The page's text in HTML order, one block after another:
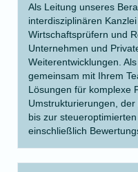
Als Leitung unseres
interdisziplinären
Wirtschaftsprüfern und
Unternehmen und
Weiterentwicklungen.
gemeinsam mit Ihrem
Lösungen für komplexe
Umstrukturierungen,
bis zur
einschließlich